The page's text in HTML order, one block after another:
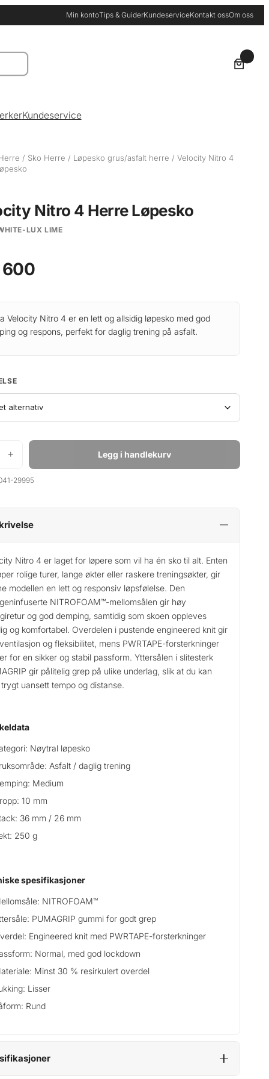
Min kontoTips & GuiderKundeserviceKontakt ossOm oss
Kundeservice
/ Sko Herre / Løpesko grus/asfalt herre / Velocity Nitro 4
Nitro 4 Herre Løpesko
LUX LIME
Velocity Nitro 4 er en lett og allsidig løpesko med god
og respons, perfekt for daglig trening på asfalt.
+ Legg i handlekurv
29995
Nitro 4 er laget for løpere som vil ha én sko til alt. Enten
rolige turer, lange økter eller raskere treningsøkter, gir
modellen en lett og responsiv løpsfølelse. Den
NITROFOAM™-mellomsålen gir høy
og god demping, samtidig som skoen oppleves
og komfortabel. Overdelen i pustende engineered knit gir
og fleksibilitet, mens PWRTAPE-forsterkninger
for en sikker og stabil passform. Yttersålen i slitesterk
gir pålitelig grep på ulike underlag, slik at du kan
uansett tempo og distanse.
Nøytral løpesko
Asfalt / daglig trening
Medium
10 mm
36 mm / 26 mm
250 g
spesifikasjoner
NITROFOAM™
PUMAGRIP gummi for godt grep
Engineered knit med PWRTAPE-forsterkninger
Normal, med god lockdown
Minst 30 % resirkulert overdel
Lisser
Rund